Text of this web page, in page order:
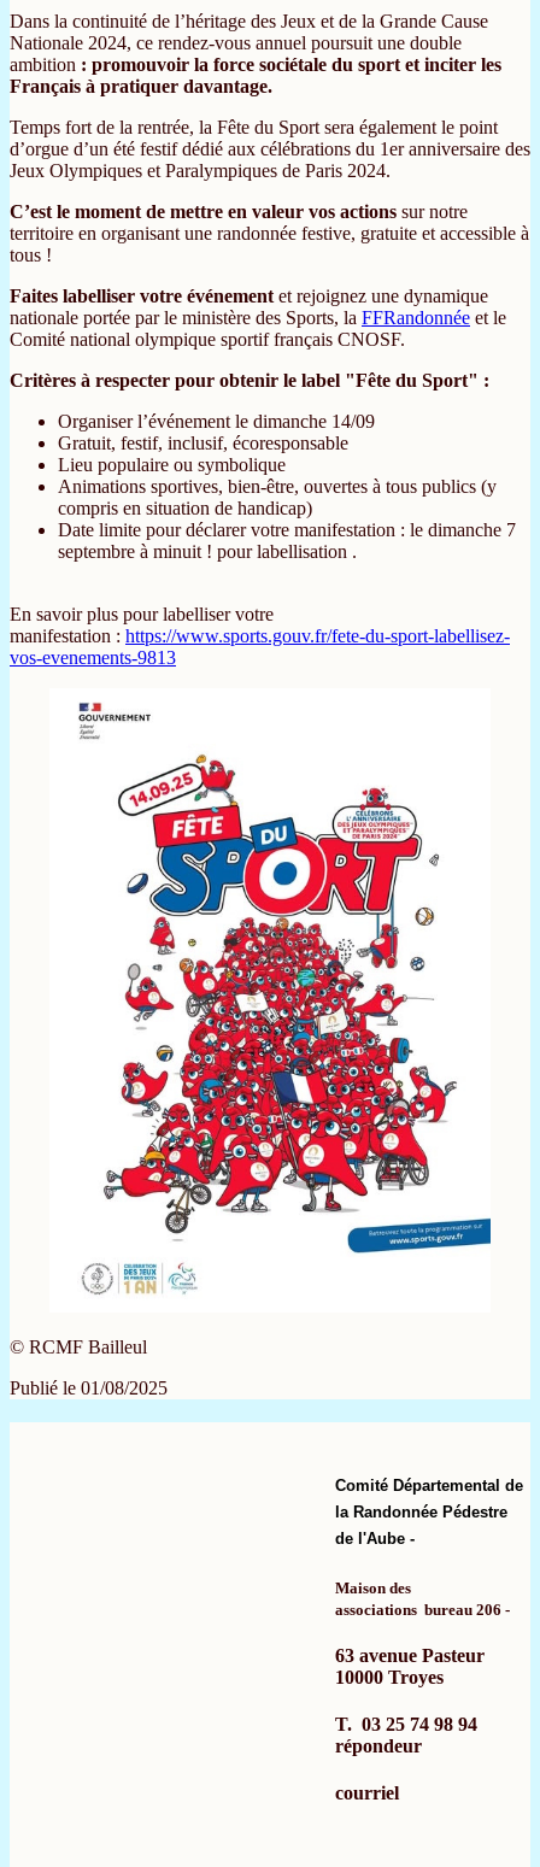
Dans la continuité de l’héritage des Jeux et de la Grande Cause
Nationale 2024, ce rendez-vous annuel poursuit une double
ambition : promouvoir la force sociétale du sport et inciter les
Français à pratiquer davantage.
Temps fort de la rentrée, la Fête du Sport sera également le point
d’orgue d’un été festif dédié aux célébrations du 1er anniversaire des
Jeux Olympiques et Paralympiques de Paris 2024.
C’est le moment de mettre en valeur vos actions sur notre
territoire en organisant une randonnée festive, gratuite et accessible à
tous !
Faites labelliser votre événement et rejoignez une dynamique
nationale portée par le ministère des Sports, la FFRandonnée et le
Comité national olympique sportif français CNOSF.
Critères à respecter pour obtenir le label "Fête du Sport" :
Organiser l’événement le dimanche 14/09
Gratuit, festif, inclusif, écoresponsable
Lieu populaire ou symbolique
Animations sportives, bien-être, ouvertes à tous publics (y
compris en situation de handicap)
Date limite pour déclarer votre manifestation : le dimanche 7
septembre à minuit ! pour labellisation .
En savoir plus pour labelliser votre
manifestation : https://www.sports.gouv.fr/fete-du-sport-labellisez-
vos-evenements-9813
© RCMF Bailleul
Publié le 01/08/2025
Comité Départemental de
la Randonnée Pédestre
de l'Aube -
Maison des
associations bureau 206 -
63 avenue Pasteur
10000 Troyes
T. 03 25 74 98 94
répondeur
courriel